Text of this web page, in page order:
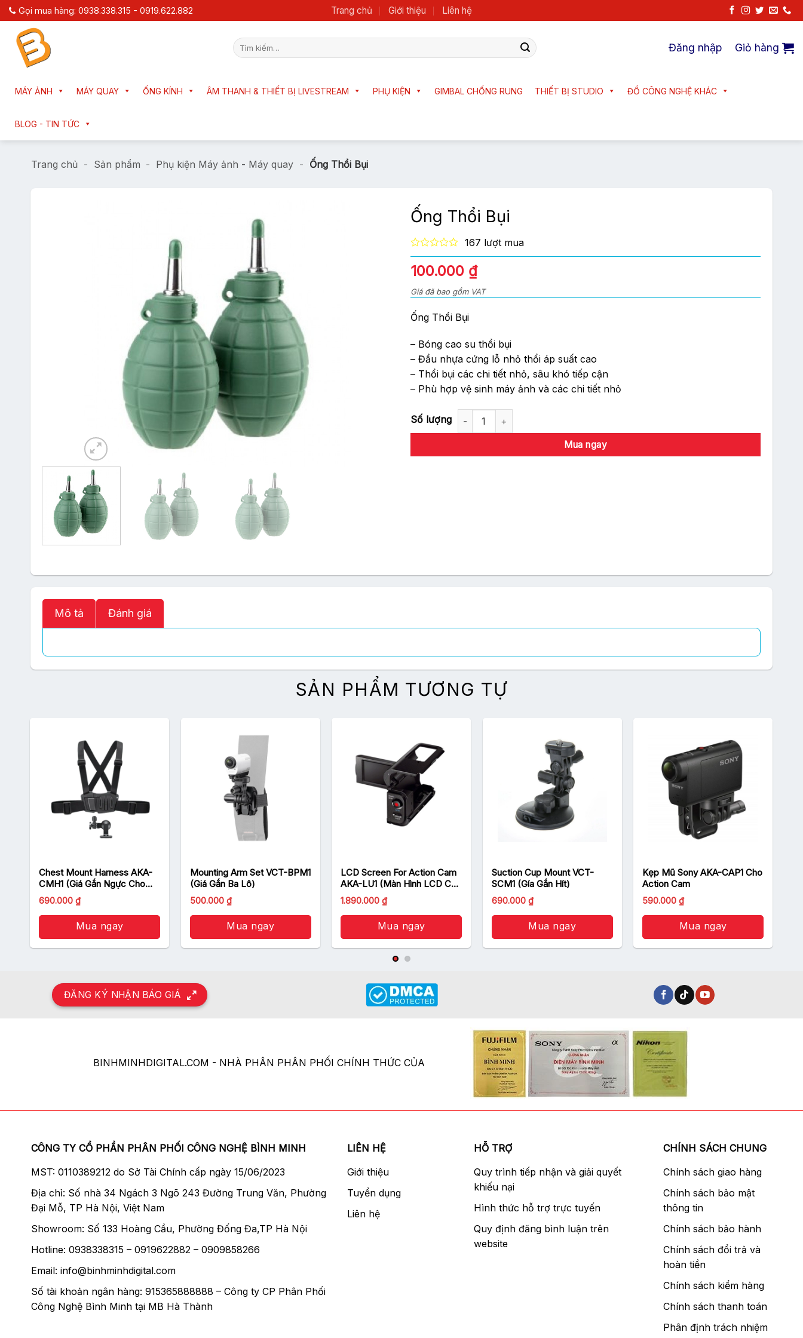
Chuyển
đến
dung
Gọi mua hàng: 0938.338.315 - 0919.622.882 Trang chủ Giới thiệu Liên hệ
Tìm
kiếm:
Đăng nhập Giỏ hàng
MÁY ẢNH MÁY QUAY ỐNG KÍNH ÂM THANH & THIẾT BỊ LIVESTREAM PHỤ KIỆN GIMBAL CHỐNG RUNG THIẾT BỊ STUDIO ĐỒ CÔNG NGHỆ KHÁC
BLOG - TIN TỨC
Trang chủ - Sản phẩm - Phụ kiện Máy ảnh - Máy quay - Ống Thổi Bụi
Ống Thổi Bụi
0
out
of
167 lượt mua
100.000 ₫
Giá đã bao gồm VAT
Ống Thổi Bụi
– Bóng cao su thổi bụi
– Đầu nhựa cứng lỗ nhỏ thổi áp suất cao
– Thổi bụi các chi tiết nhỏ, sâu khó tiếp cận
– Phù hợp vệ sinh máy ảnh và các chi tiết nhỏ
Ống Thổi Bụi số lượng
Mua ngay
Mô tả Đánh giá
SẢN PHẨM TƯƠNG TỰ
Chest Mount Harness AKA-
CMH1 (Giá Gắn Ngực Cho
Sony Action Cam)
690.000₫
Mua ngay
Mounting Arm Set VCT-BPM1
(Giá Gắn Ba Lô)
500.000 ₫
Mua ngay
LCD Screen For Action Cam
AKA-LU1 (Màn Hình LCD Cho
Action Cam)
1.890.000₫
Mua ngay
Suction Cup Mount VCT-
SCM1 (Gía Gắn Hít)
690.000 ₫
Mua ngay
Kẹp Mũ Sony AKA-CAP1 Cho
Action Cam
590.000₫
Mua ngay
ĐĂNG KÝ NHẬN BÁO GIÁ
BINHMINHDIGITAL.COM - NHÀ PHÂN PHÂN PHỐI CHÍNH THỨC CỦA
CÔNG TY CỔ PHẦN PHÂN PHỐI CÔNG NGHỆ BÌNH MINH
MST: 0110389212 do Sở Tài Chính cấp ngày 15/06/2023
Địa chỉ: Số nhà 34 Ngách 3 Ngõ 243 Đường Trung Văn, Phường
Đại Mỗ, TP Hà Nội, Việt Nam
Showroom: Số 133 Hoàng Cầu, Phường Đống Đa,TP Hà Nội
Hotline: 0938338315 – 0919622882 – 0909858266
Email: info@binhminhdigital.com
Số tài khoản ngân hàng: 915365888888 – Công ty CP Phân Phối
Công Nghệ Bình Minh tại MB Hà Thành
LIÊN HỆ
Giới thiệu
Tuyển dụng
Liên hệ
HỖ TRỢ
Quy trình tiếp nhận và giải quyết
khiếu nại
Hình thức hỗ trợ trực tuyến
Quy định đăng bình luận trên
website
CHÍNH SÁCH CHUNG
Chính sách giao hàng
Chính sách bảo mật
thông tin
Chính sách bảo hành
Chính sách đổi trả và
hoàn tiền
Chính sách kiểm hàng
Chính sách thanh toán
Phân định trách nhiệm